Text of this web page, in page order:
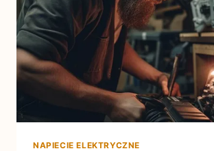
NAPIECIE ELEKTRYCZNE